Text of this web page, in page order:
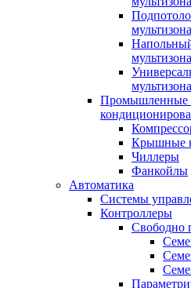
Промышленные
Крышные
Чиллеры
Фанкойлы
Автоматика
Системы
Контроллеры
Свободно